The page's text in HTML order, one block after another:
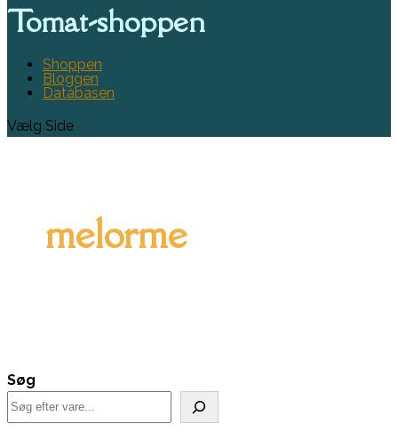
Tomat-shoppen
Shoppen
Bloggen
Databasen
Vælg Side
melorme
Søg